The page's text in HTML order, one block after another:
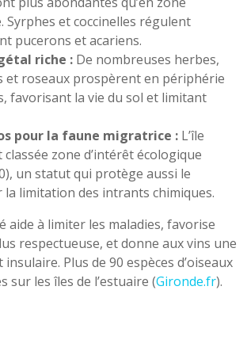
Syrphes et coccinelles régulent
pucerons et acariens.
riche : De nombreuses herbes,
et roseaux prospèrent en périphérie
favorisant la vie du sol et limitant
pour la faune migratrice : L’île
zone d’intérêt écologique
un statut qui protège aussi le
limitation des intrants chimiques.
aide à limiter les maladies, favorise
respectueuse, et donne aux vins une
Plus de 90 espèces d’oiseaux
sur les îles de l’estuaire (Gironde.fr).